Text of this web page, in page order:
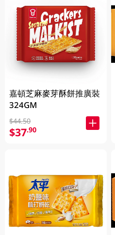
嘉頓芝麻麥芽酥餅推廣裝
324GM
$44.50
$37.90